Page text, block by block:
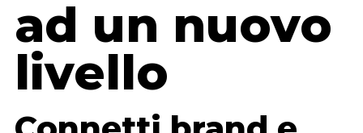
ad un nuovo
livello